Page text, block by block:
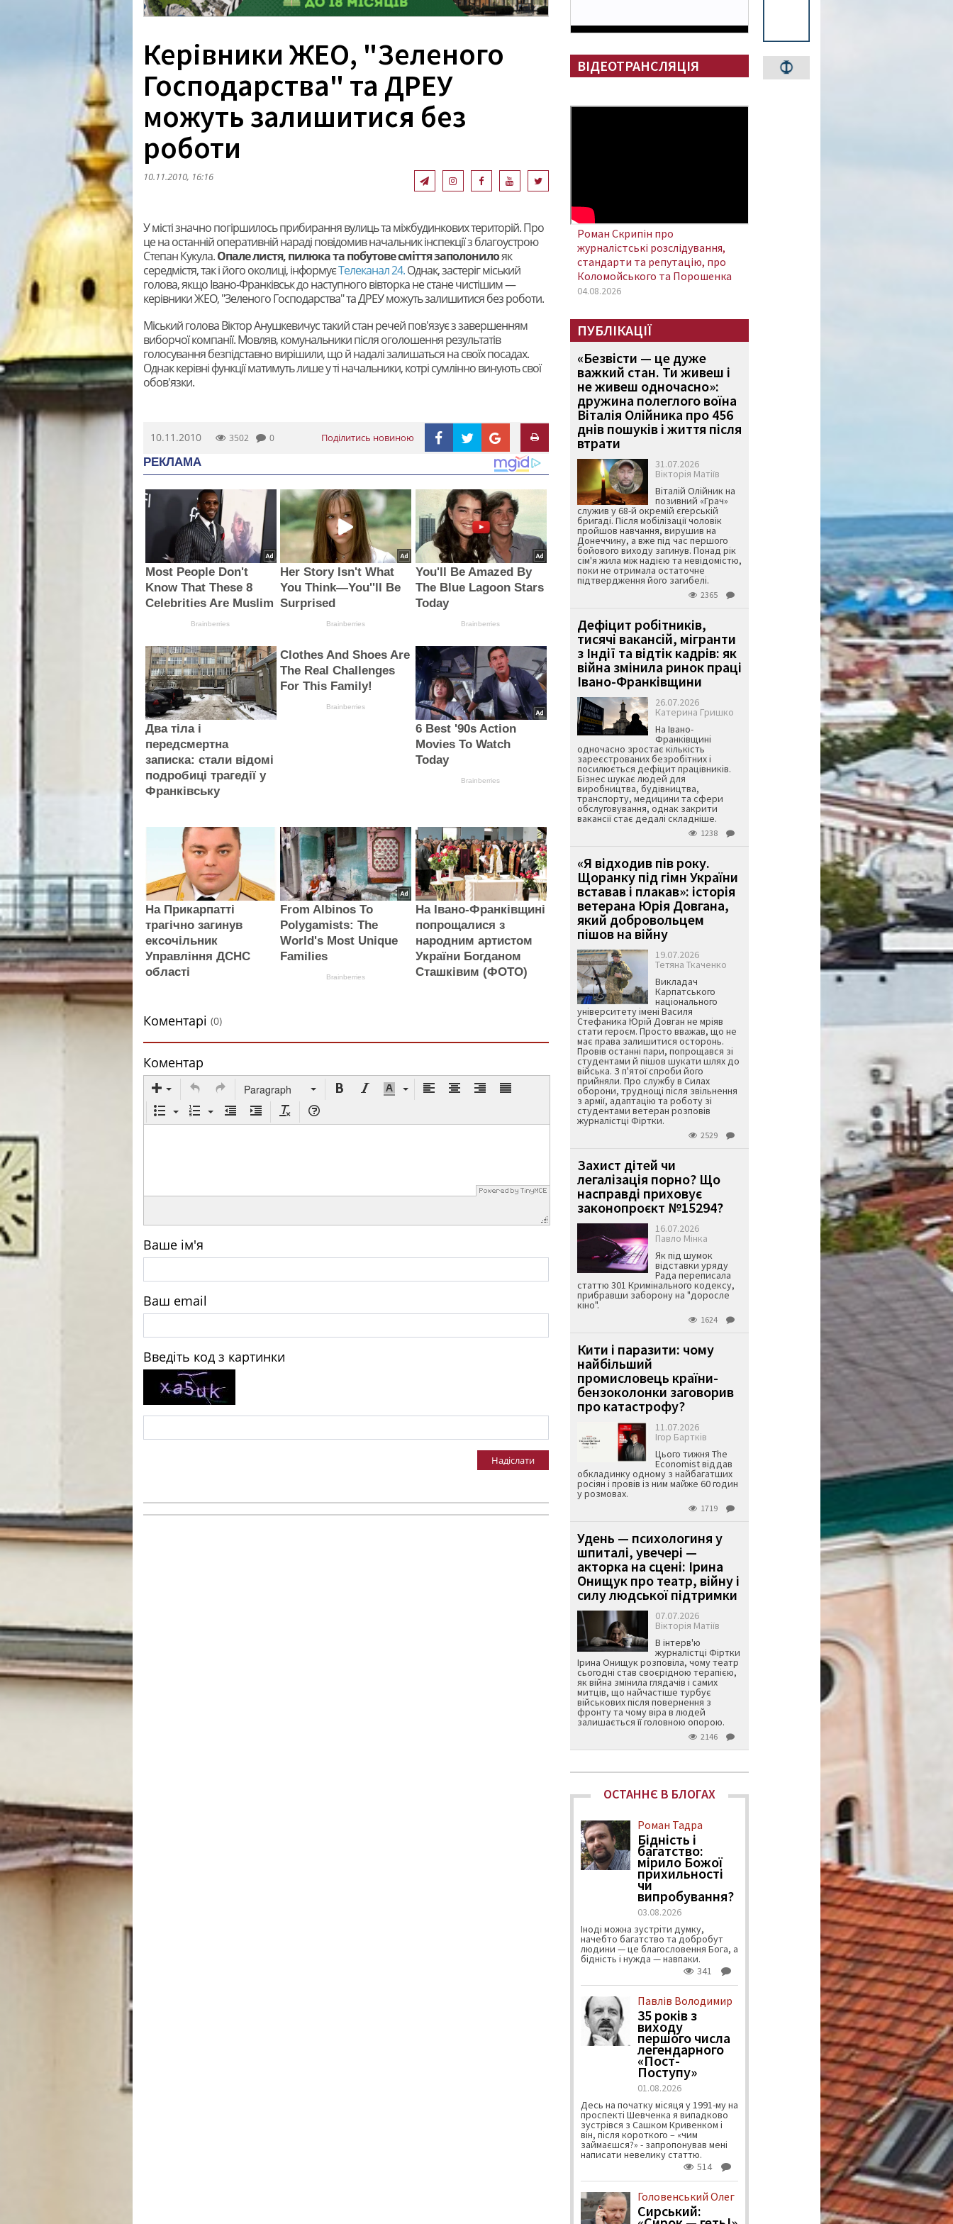
Керівники ЖЕО, "Зеленого
Господарства" та ДРЕУ
можуть залишитися без
роботи
10.11.2010, 16:16
У місті значно погіршилось прибирання вулиць та міжбудинкових територій. Про
це на останній оперативній нараді повідомив начальник інспекції з благоустрою
Степан Кукула.Опале листя, пилюка та побутове сміття заполонилояк
середмістя, так і його околиці, інформуєТелеканал 24.Однак, застеріг міський
голова, якщо Івано-Франківськ до наступного вівторка не стане чистішим —
керівники ЖЕО, "Зеленого Господарства" та ДРЕУ можуть залишитися без роботи.
Міський голова Віктор Анушкевичус такий стан речей пов'язує з завершенням
виборчої компанії. Мовляв, комунальники після оголошення результатів
голосування безпідставно вирішили, що й надалі залишаться на своїх посадах.
Однак керівні функції матимуть лише у ті начальники, котрі сумлінно винують свої
обов'язки.
10.11.2010 3502 0 Поділитись новиною
РЕКЛАМА
Most People Don't
Know That These 8
Celebrities Are Muslim
Brainberries
Her Story Isn't What
You Think—You''ll Be
Surprised
Brainberries
You'll Be Amazed By
The Blue Lagoon Stars
Today
Brainberries
Два тіла і
передсмертна
записка: стали відомі
подробиці трагедії у
Франківську
Clothes And Shoes Are
The Real Challenges
For This Family!
Brainberries
6 Best '90s Action
Movies To Watch
Today
Brainberries
На Прикарпатті
трагічно загинув
ексочільник
Управління ДСНС
області
From Albinos To
Polygamists: The
World's Most Unique
Families
Brainberries
На Івано-Франківщині
попрощалися з
народним артистом
України Богданом
Сташківим (ФОТО)
Коментарі (0)
Коментар
Paragraph
Ваше ім'я
Ваш email
Введіть код з картинки
Надіслати
ВІДЕОТРАНСЛЯЦІЯ
Роман Скрипін про
журналістські розслідування,
стандарти та репутацію, про
Коломойського та Порошенка
04.08.2026
ПУБЛІКАЦІЇ
«Безвісти — це дуже
важкий стан. Ти живеш і
не живеш одночасно»:
дружина полеглого воїна
Віталія Олійника про 456
днів пошуків і життя після
втрати
31.07.2026
Вікторія Матіїв
Віталій Олійник на
позивний «Грач»
служив у 68-й окремій єгерській
бригаді. Після мобілізації чоловік
пройшов навчання, вирушив на
Донеччину, а вже під час першого
бойового виходу загинув. Понад рік
сім'я жила між надією та невідомістю,
поки не отримала остаточне
підтвердження його загибелі.
2365
Дефіцит робітників,
тисячі вакансій, мігранти
з Індії та відтік кадрів: як
війна змінила ринок праці
Івано-Франківщини
26.07.2026
Катерина Гришко
На Івано-
Франківщині
одночасно зростає кількість
зареєстрованих безробітних і
посилюється дефіцит працівників.
Бізнес шукає людей для
виробництва, будівництва,
транспорту, медицини та сфери
обслуговування, однак закрити
вакансії стає дедалі складніше.
1238
«Я відходив пів року.
Щоранку під гімн України
вставав і плакав»: історія
ветерана Юрія Довгана,
який добровольцем
пішов на війну
19.07.2026
Тетяна Ткаченко
Викладач
Карпатського
національного
університету імені Василя
Стефаника Юрій Довган не мріяв
стати героєм. Просто вважав, що не
має права залишитися осторонь.
Провів останні пари, попрощався зі
студентами й пішов шукати шлях до
війська. З п'ятої спроби його
прийняли. Про службу в Силах
оборони, труднощі після звільнення
з армії, адаптацію та роботу зі
студентами ветеран розповів
журналістці Фіртки.
2529
Захист дітей чи
легалізація порно? Що
насправді приховує
законопроєкт №15294?
16.07.2026
Павло Мінка
Як під шумок
відставки уряду
Рада переписала
статтю 301 Кримінального кодексу,
прибравши заборону на "доросле
кіно".
1624
Кити і паразити: чому
найбільший
промисловець країни-
бензоколонки заговорив
про катастрофу?
11.07.2026
Ігор Бартків
Цього тижня The
Economist віддав
обкладинку одному з найбагатших
росіян і провів із ним майже 60 годин
у розмовах.
1719
Удень — психологиня у
шпиталі, увечері —
акторка на сцені: Ірина
Онищук про театр, війну і
силу людської підтримки
07.07.2026
Вікторія Матіїв
В інтерв'ю
журналістці Фіртки
Ірина Онищук розповіла, чому театр
сьогодні став своєрідною терапією,
як війна змінила глядачів і самих
митців, що найчастіше турбує
військових після повернення з
фронту та чому віра в людей
залишається її головною опорою.
2146
ОСТАННЄ В БЛОГАХ
Роман Тадра
Бідність і
багатство:
мірило Божої
прихильності
чи
випробування?
03.08.2026
Іноді можна зустріти думку,
начебто багатство та добробут
людини — це благословення Бога, а
бідність і нужда — навпаки.
341
Павлів Володимир
35 років з
виходу
першого числа
легендарного
«Пост-
Поступу»
01.08.2026
Десь на початку місяця у 1991-му на
проспекті Шевченка я випадково
зустрівся з Сашком Кривенком і
він, після короткого – «чим
займаєшся?» - запропонував мені
написати невелику статтю.
514
Головенський Олег
Сирський: